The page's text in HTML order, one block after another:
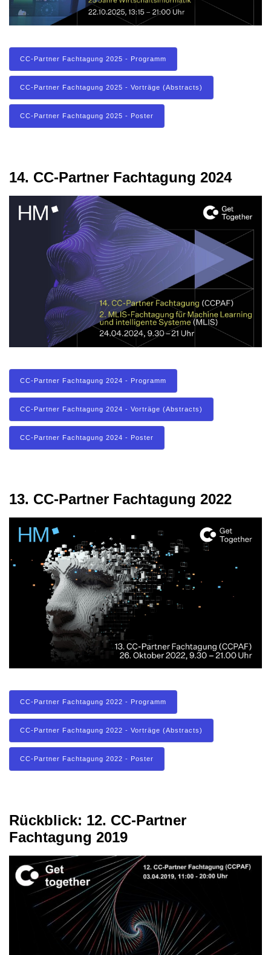
CC-Partner Fachtagung 2025 - Programm
CC-Partner Fachtagung 2025 - Vorträge (Abstracts)
CC-Partner Fachtagung 2025 - Poster
14. CC-Partner Fachtagung 2024
CC-Partner Fachtagung 2024 - Programm
CC-Partner Fachtagung 2024 - Vorträge (Abstracts)
CC-Partner Fachtagung 2024 - Poster
13. CC-Partner Fachtagung 2022
CC-Partner Fachtagung 2022 - Programm
CC-Partner Fachtagung 2022 - Vorträge (Abstracts)
CC-Partner Fachtagung 2022 - Poster
Rückblick: 12. CC-Partner
Fachtagung 2019